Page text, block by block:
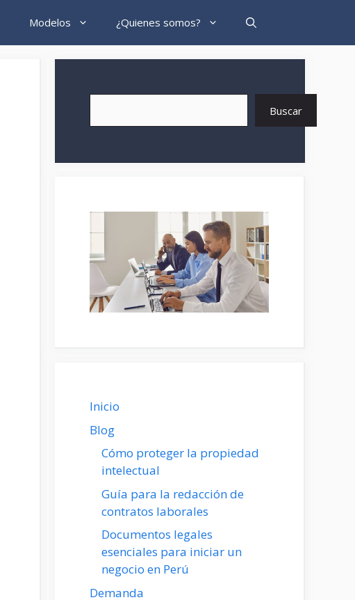
Modelos ¿Quienes somos?
Buscar
Inicio
Blog
Cómo proteger la propiedad
intelectual
Guía para la redacción de
contratos laborales
Documentos legales
esenciales para iniciar un
negocio en Perú
Demanda